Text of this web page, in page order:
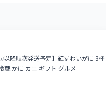
以降順次発送予定】紅ずわいがに 3杯
かに カニ ギフト グルメ